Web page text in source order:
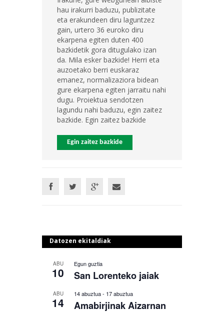
hau irakurri baduzu, publizitate
eta erakundeen diru laguntzez
gain, urtero 36 euroko diru
ekarpena egiten duten 400
bazkidetik gora ditugulako izan
da. Mila esker bazkide! Herri eta
auzoetako berri euskaraz
emanez, normalizaziora bidean
gure ekarpena egiten jarraitu nahi
dugu. Proiektua sendotzen
lagundu nahi baduzu, egin zaitez
bazkide. Egin zaitez bazkide
Egin zaitez bazkide
Datozen ekitaldiak
ABU
10
Egun guztia
San Lorenteko jaiak
ABU
14
14 abuztua- 17 abuztua
Amabirjinak Aizarnan